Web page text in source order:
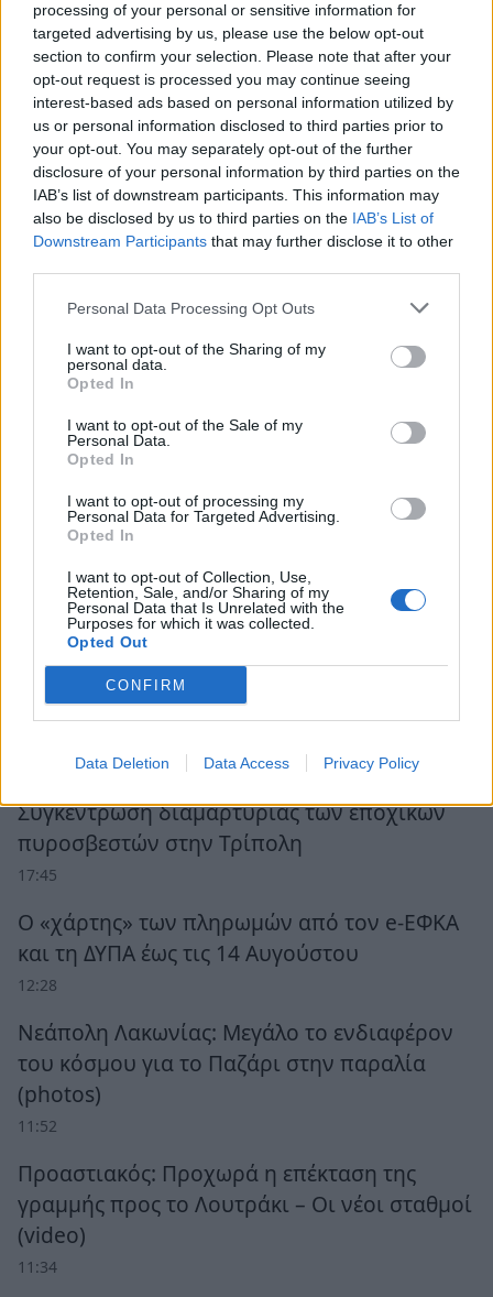
processing of your personal or sensitive information for
targeted advertising by us, please use the below opt-out
section to confirm your selection. Please note that after your
opt-out request is processed you may continue seeing
interest-based ads based on personal information utilized by
us or personal information disclosed to third parties prior to
your opt-out. You may separately opt-out of the further
disclosure of your personal information by third parties on the
IAB’s list of downstream participants. This information may
also be disclosed by us to third parties on the IAB’s List of
Downstream Participants that may further disclose it to other
Personal Data Processing Opt Outs
I want to opt-out of the Sharing of my
personal data.
Opted In
I want to opt-out of the Sale of my
Personal Data.
Opted In
I want to opt-out of processing my
Personal Data for Targeted Advertising.
Opted In
I want to opt-out of Collection, Use,
Retention, Sale, and/or Sharing of my
Personal Data that Is Unrelated with the
Purposes for which it was collected.
Opted Out
CONFIRM
Data Deletion Data Access Privacy Policy
Συγκέντρωση διαμαρτυρίας των εποχικών
πυροσβεστών στην Τρίπολη
17:45
Ο «χάρτης» των πληρωμών από τον e-ΕΦΚΑ
και τη ΔΥΠΑ έως τις 14 Αυγούστου
12:28
Νεάπολη Λακωνίας: Μεγάλο το ενδιαφέρον
του κόσμου για το Παζάρι στην παραλία
(photos)
11:52
Προαστιακός: Προχωρά η επέκταση της
γραμμής προς το Λουτράκι – Οι νέοι σταθμοί
(video)
11:34